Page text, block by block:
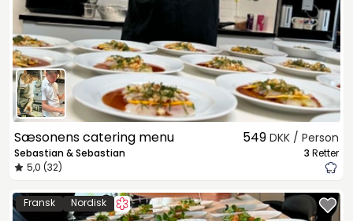
Sæsonens catering menu
Sebastian & Sebastian
5,0 (32)
549 DKK / Person
3 Retter
Fransk Nordisk